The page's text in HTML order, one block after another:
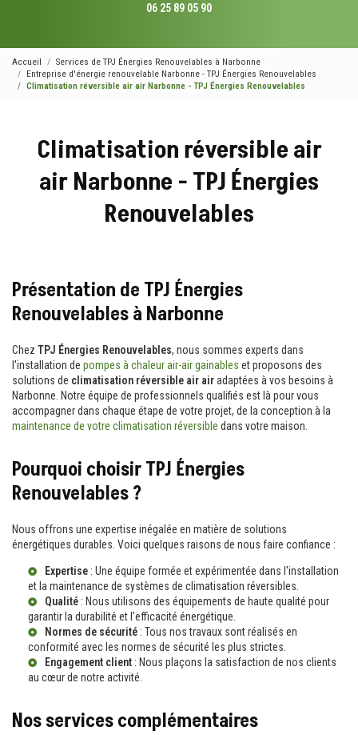
06 25 89 05 90
Accueil
Services de TPJ Énergies Renouvelables à Narbonne
Entreprise d'énergie renouvelable Narbonne - TPJ Énergies Renouvelables
Climatisation réversible air air Narbonne - TPJ Énergies Renouvelables
Climatisation réversible air
air Narbonne - TPJ Énergies
Renouvelables
Présentation de TPJ Énergies
Renouvelables à Narbonne
Chez TPJ Énergies Renouvelables, nous sommes experts dans
l'installation de pompes à chaleur air-air gainables et proposons des
solutions de climatisation réversible air airadaptées à vos besoins à
Narbonne. Notre équipe de professionnels qualifiés est là pour vous
accompagner dans chaque étape de votre projet, de la conception à la
maintenance de votre climatisation réversible dans votre maison.
Pourquoi choisir TPJ Énergies
Renouvelables ?
Nous offrons une expertise inégalée en matière de solutions
énergétiques durables. Voici quelques raisons de nous faire confiance :
Expertise : Une équipe formée et expérimentée dans l'installation
et la maintenance de systèmes de climatisation réversibles.
Qualité : Nous utilisons des équipements de haute qualité pour
garantir la durabilité et l'efficacité énergétique.
Normes de sécurité : Tous nos travaux sont réalisés en
conformité avec les normes de sécurité les plus strictes.
Engagement client : Nous plaçons la satisfaction de nos clients
au cœur de notre activité.
Nos services complémentaires